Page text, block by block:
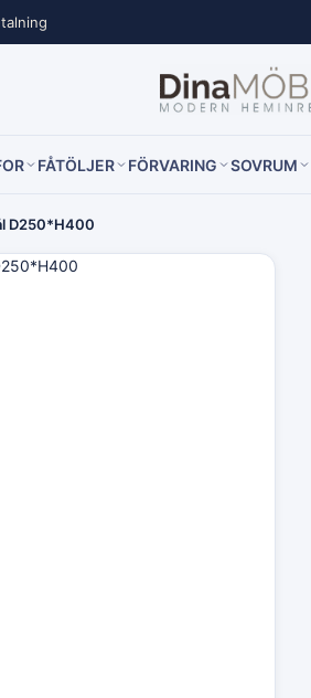
FÅTÖLJER FÖRVARING SOVRUM
D250*H400